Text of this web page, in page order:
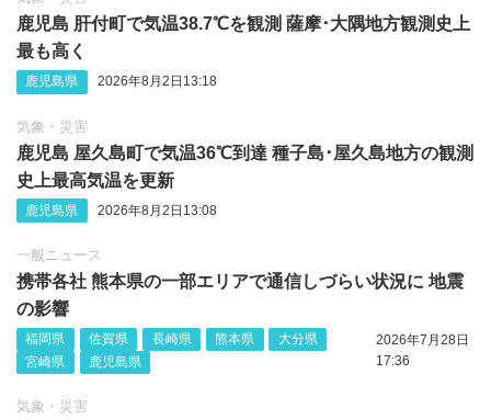
鹿児島 肝付町で気温38.7℃を観測 薩摩･大隅地方観測史上
最も高く
鹿児島県 2026年8月2日13:18
気象・災害
鹿児島 屋久島町で気温36℃到達 種子島･屋久島地方の観測
史上最高気温を更新
鹿児島県 2026年8月2日13:08
一般ニュース
携帯各社 熊本県の一部エリアで通信しづらい状況に 地震
の影響
福岡県 佐賀県 長崎県 熊本県
大分県
宮崎県
鹿児島県
2026年7月28日
17:36
気象・災害